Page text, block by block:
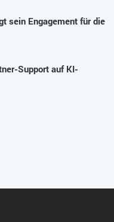
sein Engagement für die
Support auf KI-